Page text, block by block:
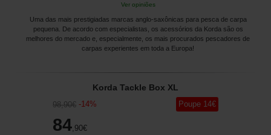
Ver opiniões
Uma das mais prestigiadas marcas anglo-saxônicas para pesca de carpa
pequena. De acordo com especialistas, os acessórios da Korda são os
melhores do mercado e, especialmente, os mais procurados pescadores de
carpas experientes em toda a Europa!
Korda Tackle Box XL
98,90€ -14%
84 ,90€
Poupe 14€